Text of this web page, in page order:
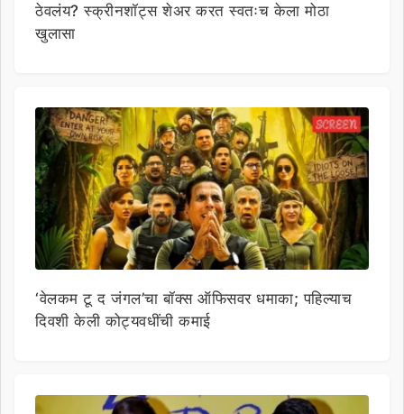
ठेवलंय? स्क्रीनशॉट्स शेअर करत स्वतःच केला मोठा
खुलासा
‘वेलकम टू द जंगल’चा बॉक्स ऑफिसवर धमाका; पहिल्याच
दिवशी केली कोट्यवधींची कमाई